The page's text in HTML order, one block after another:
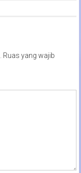
Ruas yang wajib